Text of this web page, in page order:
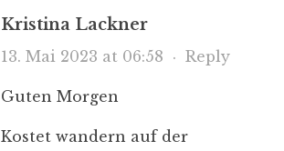
Kristina Lackner
13. Mai 2023 at 06:58 · Reply
Guten Morgen
Kostet wandern auf der